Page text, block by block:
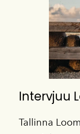
Intervjuu
Tallinna